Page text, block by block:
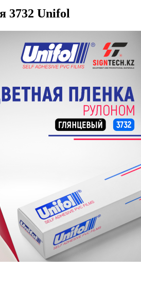
3732 Unifol